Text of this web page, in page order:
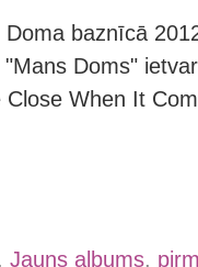
baznīcā
Doms"
When It
, Jauns albums,